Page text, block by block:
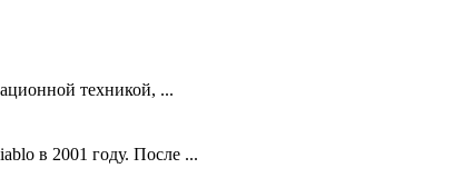
техникой, ...
в 2001 году. После ...